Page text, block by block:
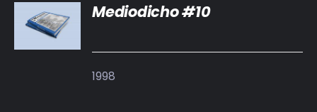
DETALLES
Mediodicho #10
1998